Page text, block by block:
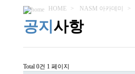
HOME > NASM 아카데미 >
공지 사항
Total 0건 1 페이지